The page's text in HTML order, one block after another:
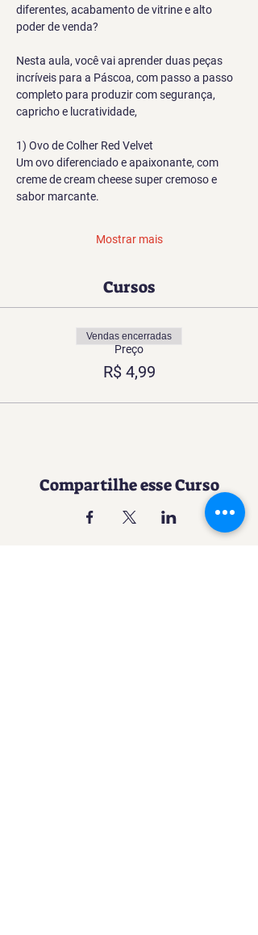
diferentes, acabamento de vitrine e alto
poder de venda?
Nesta aula, você vai aprender duas peças
incríveis para a Páscoa, com passo a passo
completo para produzir com segurança,
capricho e lucratividade,
1) Ovo de Colher Red Velvet
Um ovo diferenciado e apaixonante, com
creme de cream cheese super cremoso e
sabor marcante.
Mostrar mais
Cursos
Preço
R$ 4,99
Vendas encerradas
Compartilhe esse Curso